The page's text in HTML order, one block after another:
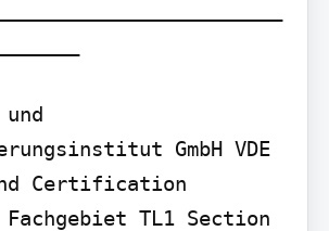
GmbH VDE
Certification
TL1 Section